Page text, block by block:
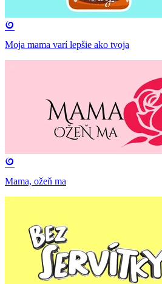
Moja mama varí lepšie ako tvoja
Mama, ožeň ma